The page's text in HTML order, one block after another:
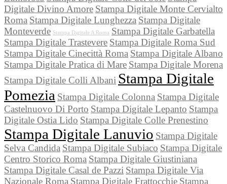
Digitale Divino Amore Stampa Digitale Monte Cervialto
Roma Stampa Digitale Lunghezza Stampa Digitale
Monteverde Stampa Digitale A Roma Stampa Digitale Garbatella
Stampa Digitale Trastevere Stampa Digitale Roma Sud
Stampa Digitale Cinecittà Roma Stampa Digitale Albano
Stampa Digitale Pratica di Mare Stampa Digitale Morena
Stampa Digitale Colli Albani Stampa Digitale
Pomezia Stampa Digitale Colonna Stampa Digitale
Castelnuovo Di Porto Stampa Digitale Lepanto Stampa
Digitale Ostia Lido Stampa Digitale Colle Prenestino
Stampa Digitale Lanuvio Stampa Digitale
Selva Candida Stampa Digitale Subiaco Stampa Digitale
Centro Storico Roma Stampa Digitale Giustiniana
Stampa Digitale Casal de Pazzi Stampa Digitale Via
Nazionale Roma Stampa Digitale Frattocchie Stampa